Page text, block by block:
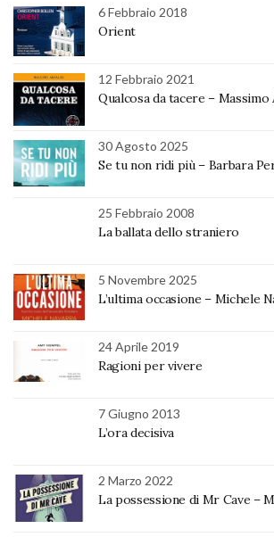
6 Febbraio 2018
Orient
12 Febbraio 2021
Qualcosa da tacere – Massimo
30 Agosto 2025
Se tu non ridi più – Barbara
25 Febbraio 2008
La ballata dello straniero
5 Novembre 2025
L’ultima occasione – Michele
24 Aprile 2019
Ragioni per vivere
7 Giugno 2013
L’ora decisiva
2 Marzo 2022
La possessione di Mr Cave –